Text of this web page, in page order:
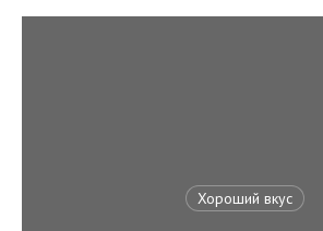
Хороший вкус